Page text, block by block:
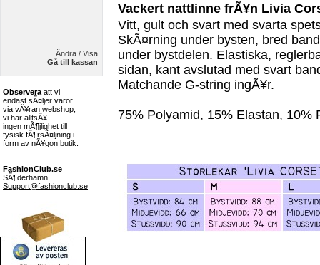
Vackert nattlinne frÃ¥n Livia
Vitt, gult och svart med svarta
SkÃ¤rning under bysten, bred
under bystdelen. Elastiska,
sidan, kant avslutad med svart
Matchande G-string ingÃ¥r.
75% Polyamid, 15% Elastan, 10%
Ändra / Visa
Gå till kassan
Observera att vi
endast sÃ¤ljer varor
via vÃ¥ran webshop,
vi har alltsÃ¥
ingen mÃ¶jlighet till
fysisk fÃ¶rsÃ¤ljning i
form av nÃ¥gon butik.
FashionClub.se
SÃ¶derhamn
Support@fashionclub.se